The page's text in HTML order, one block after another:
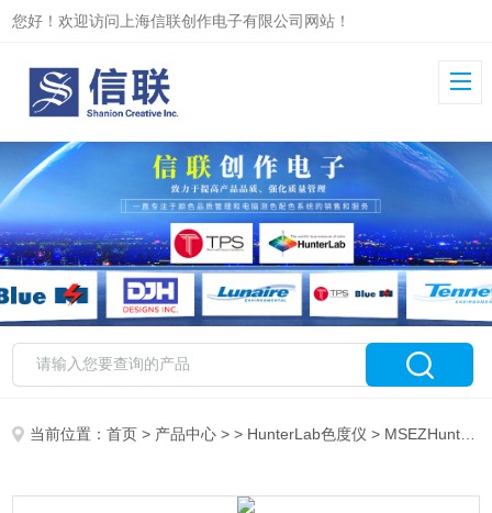
您好！欢迎访问上海信联创作电子有限公司网站！
当前位置：首页 > 产品中心 > > HunterLab色度仪 > MSEZHunterLab MiniScan EZ 手提式测色仪